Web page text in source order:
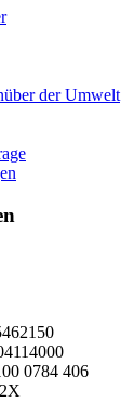
der Umwelt
0784 406